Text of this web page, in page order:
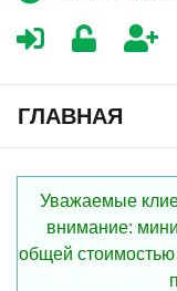
ГЛАВНАЯ
Уважаемые
внимание:
общей